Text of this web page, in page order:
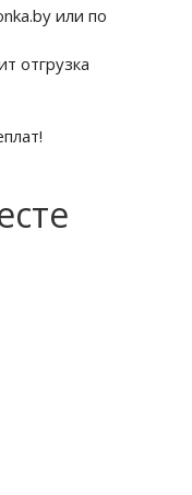
или по
отгрузка